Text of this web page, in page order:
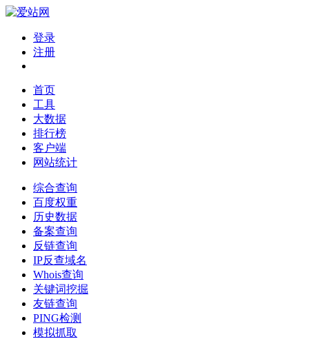
登录
注册
首页
工具
大数据
排行榜
客户端
网站统计
综合查询
百度权重
历史数据
备案查询
反链查询
IP反查域名
Whois查询
关键词挖掘
友链查询
PING检测
模拟抓取